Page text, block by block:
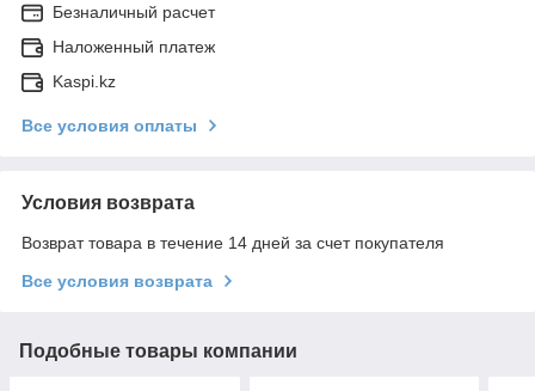
Безналичный расчет
Наложенный платеж
Kaspi.kz
Все условия оплаты
Условия возврата
Возврат товара в течение 14 дней за счет покупателя
Все условия возврата
Подобные товары компании